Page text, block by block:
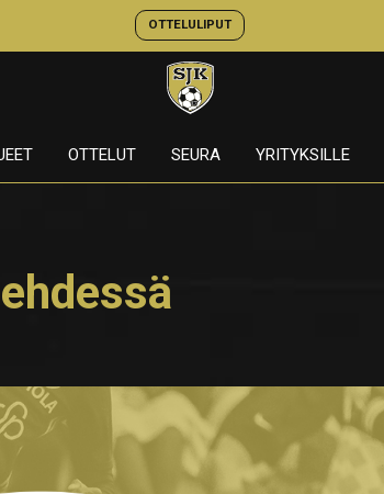
OTTELULIPUT
OTTELUT SEURA YRITYKSILLE